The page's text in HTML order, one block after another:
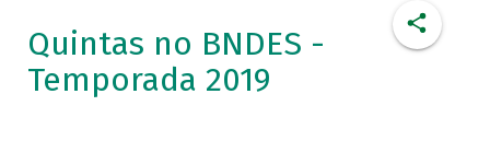
Quintas no BNDES -
Temporada 2019